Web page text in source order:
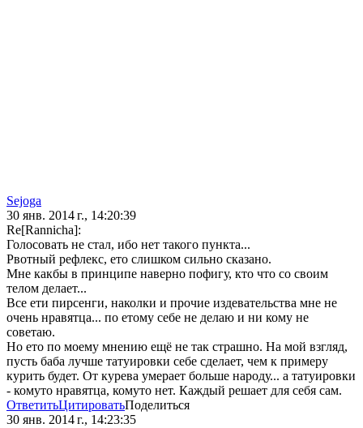
Sejoga
30 янв. 2014 г., 14:20:39
Re[Rannicha]:
Голосовать не стал, ибо нет такого пункта...
Рвотный рефлекс, ето слишком сильно сказано.
Мне какбы в принципе наверно пофигу, кто что со своим
телом делает...
Все ети пирсенги, наколки и прочие издевательства мне не
очень нравятца... по етому себе не делаю и ни кому не
советаю.
Но ето по моему мнению ещё не так страшно. На мой взгляд,
пусть баба лучше татуировки себе сделает, чем к примеру
курить будет. От курева умерает больше народу... а татуировки
- комуто нравятца, комуто нет. Каждый решает для себя сам.
ОтветитьЦитироватьПоделиться
30 янв. 2014 г., 14:23:35